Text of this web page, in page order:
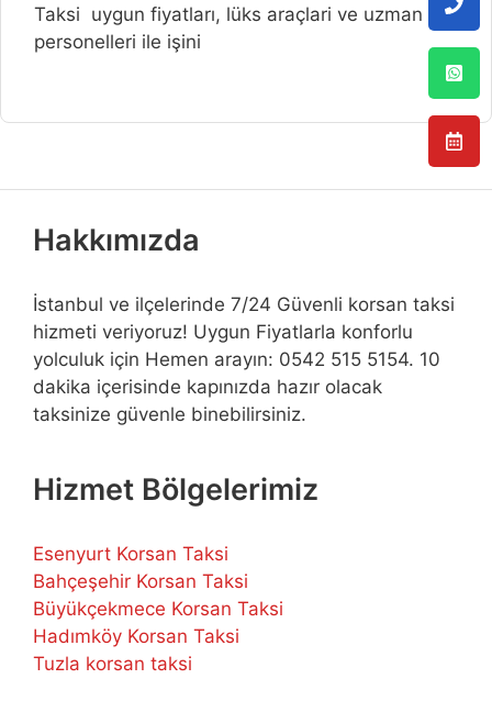
Taksi uygun fiyatları, lüks araçlari ve uzman
personelleri ile işini
Hakkımızda
İstanbul ve ilçelerinde 7/24 Güvenli korsan taksi
hizmeti veriyoruz! Uygun Fiyatlarla konforlu
yolculuk için Hemen arayın: 0542 515 5154. 10
dakika içerisinde kapınızda hazır olacak
taksinize güvenle binebilirsiniz.
Hizmet Bölgelerimiz
Esenyurt Korsan Taksi
Bahçeşehir Korsan Taksi
Büyükçekmece Korsan Taksi
Hadımköy Korsan Taksi
Tuzla korsan taksi